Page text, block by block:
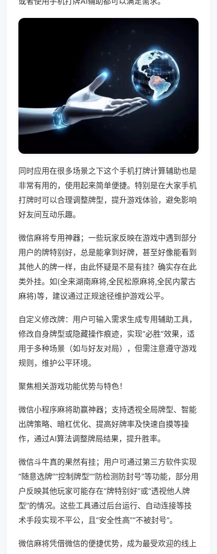
同时应用在很多场景之下这个手机打牌计算辅助也是
非常有用的，使用起来简单便捷。特别是在大家手机
打牌时可以合理调整牌型，提升游戏体验，避免影响
好友间互动乐趣。
微信麻将专用神器；一些玩家反映在游戏中遇到部分
用户的牌特别好，总是能拿到好牌，甚至好像能看到
其他人的牌一样，由此怀疑是不是有挂？确实存在此
类外挂。如(全来湖南麻将,全民松原麻将,全民内蒙古
麻将)等，建议通过正规途径维护游戏公平。
自定义修改牌：用户可输入需求生成专用辅助工具，
修改自身牌型或隐藏操作痕迹，实现“必胜”效果，适
用于多种场景（如与好友对局），但需注意遵守游戏
规则，维护公平环境。
聚焦相关游戏功能优势与特色！
微信小程序麻将助赢神器；支持透视全局牌型、智能
出牌策略、暗杠优化、提高好牌率及快速自摸等操
作，通过AI算法调整牌局结果，提升胜率。
微信斗牛真的果然有挂；用户可通过第三方软件实现
“随意选牌”“控制牌型”“防检测防封号”等功能，部分用
户反映其他玩家可能存在“牌特别好”或“透视他人牌
型”的情况。这些工具通过后台运行、自动连接等技
术手段实现不平公，且“安全性高”“不被封号”。
微信麻将凭借微信的便捷优势，成为最受欢迎的线上